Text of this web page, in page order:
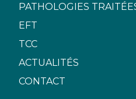
PATHOLOGIES
EFT
TCC
ACTUALITÉS
CONTACT